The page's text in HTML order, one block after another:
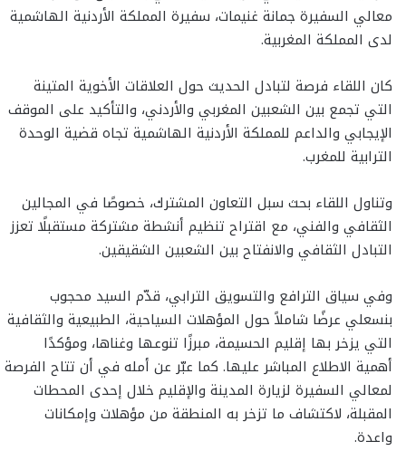
معالي السفيرة جمانة غنيمات، سفيرة المملكة الأردنية الهاشمية
لدى المملكة المغربية.
كان اللقاء فرصة لتبادل الحديث حول العلاقات الأخوية المتينة
التي تجمع بين الشعبين المغربي والأردني، والتأكيد على الموقف
الإيجابي والداعم للمملكة الأردنية الهاشمية تجاه قضية الوحدة
الترابية للمغرب.
وتناول اللقاء بحث سبل التعاون المشترك، خصوصًا في المجالين
الثقافي والفني، مع اقتراح تنظيم أنشطة مشتركة مستقبلًا تعزز
التبادل الثقافي والانفتاح بين الشعبين الشقيقين.
وفي سياق الترافع والتسويق الترابي، قدّم السيد محجوب
بنسعلي عرضًا شاملاً حول المؤهلات السياحية، الطبيعية والثقافية
التي يزخر بها إقليم الحسيمة، مبرزًا تنوعها وغناها، ومؤكدًا
أهمية الاطلاع المباشر عليها. كما عبّر عن أمله في أن تتاح الفرصة
لمعالي السفيرة لزيارة المدينة والإقليم خلال إحدى المحطات
المقبلة، لاكتشاف ما تزخر به المنطقة من مؤهلات وإمكانات
واعدة.